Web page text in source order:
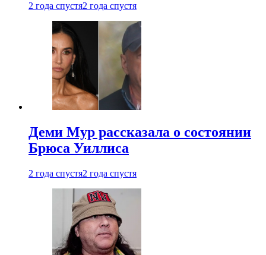
2 года спустя2 года спустя
Деми Мур рассказала о состоянии
Брюса Уиллиса
2 года спустя2 года спустя